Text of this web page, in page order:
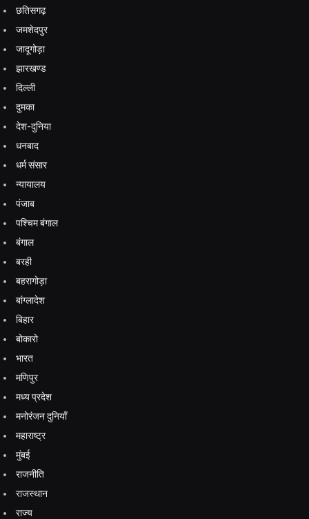
छतिसगढ़
जमशेदपुर
जादूगोड़ा
झारखण्ड
दिल्ली
दुमका
देश-दुनिया
धनबाद
धर्म संसार
न्यायालय
पंजाब
पश्चिम बंगाल
बंगाल
बरही
बहरागोड़ा
बांग्लादेश
बिहार
बोकारो
भारत
मणिपुर
मध्य प्रदेश
मनोरंजन दुनियाँ
महाराष्ट्र
मुंबई
राजनीति
राजस्थान
राज्य